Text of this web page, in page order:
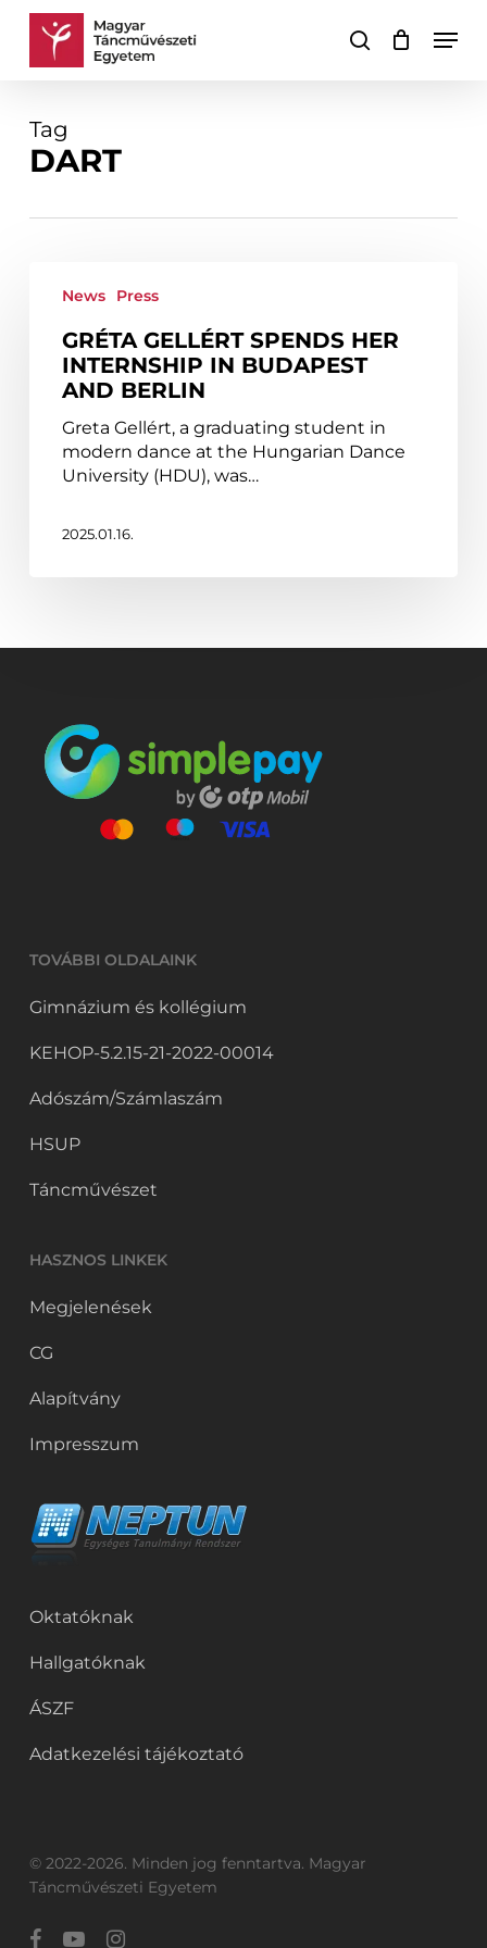
Skip
search
Cart Close
Tag
DART
Gellért
internship
Budapest
Berlin
News Press
GRÉTA GELLÉRT SPENDS HER
INTERNSHIP IN BUDAPEST
AND BERLIN
Greta Gellért, a graduating student in
modern dance at the Hungarian Dance
University (HDU), was…
2025.01.16.
TOVÁBBI OLDALAINK
Gimnázium és kollégium
KEHOP-5.2.15-21-2022-00014
Adószám/Számlaszám
HSUP
Táncművészet
HASZNOS LINKEK
Megjelenések
CG
Alapítvány
Impresszum
Oktatóknak
Hallgatóknak
ÁSZF
Adatkezelési tájékoztató
© 2022-2026. Minden jog fenntartva. Magyar
Táncművészeti Egyetem
facebookyoutubeinstagram